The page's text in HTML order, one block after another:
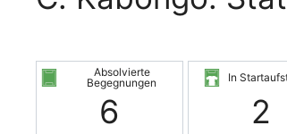
Absolvierte
Begegnungen
6
In
2